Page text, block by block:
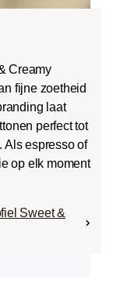
Creamy
fijne zoetheid
laat
perfect tot
Als espresso of
op elk moment
Sweet &